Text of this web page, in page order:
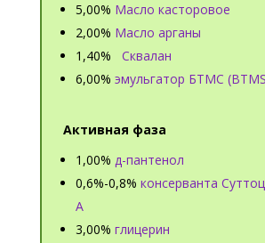
5,00% Масло касторовое
2,00% Масло арганы
1,40% Сквалан
6,00% эмульгатор БТМС
Активная фаза
1,00% д-пантенол
0,6%-0,8% консерванта
А
3,00% глицерин